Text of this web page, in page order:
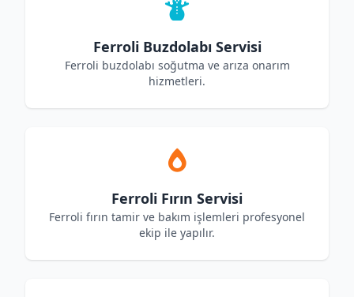
Ferroli Buzdolabı Servisi
Ferroli buzdolabı soğutma ve arıza onarım
hizmetleri.
Ferroli Fırın Servisi
Ferroli fırın tamir ve bakım işlemleri profesyonel
ekip ile yapılır.